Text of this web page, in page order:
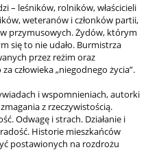
– leśników, rolników, właścicieli
weteranów i członków partii,
przymusowych. Żydów, którym
się to nie udało. Burmistrza
przez reżim oraz
człowieka „niegodnego życia”.
i wspomnieniach, autorki
z rzeczywistością.
Odwagę i strach. Działanie i
Historie mieszkańców
postawionych na rozdrożu